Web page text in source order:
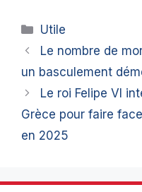
Catégories
Utile
Le nombre de
un basculement
Le roi Felipe VI
Grèce pour faire
en 2025